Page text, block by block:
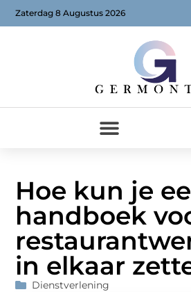
Zaterdag 8 Augustus 2026
Hoe kun je
handboek
in elkaar
Dienstverlening